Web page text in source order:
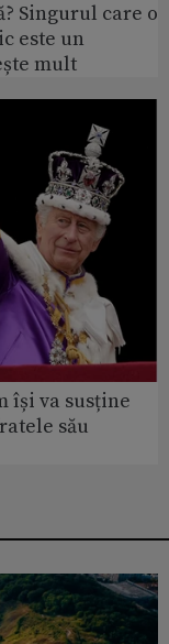
Singurul care o
este un
mult
își va susține
său